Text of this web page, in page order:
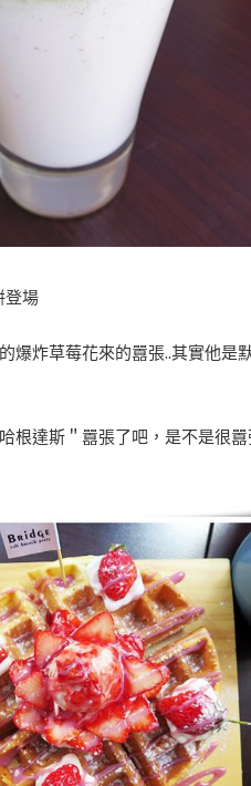
登場
爆炸草莓花來的囂張..其實他是
根達斯＂囂張了吧，是不是很